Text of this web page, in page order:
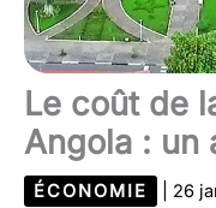
Le coût de
Angola : un
ÉCONOMIE 26